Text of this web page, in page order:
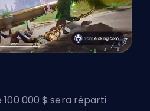
000 $ sera réparti